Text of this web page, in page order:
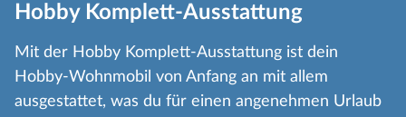
Hobby Komplett-Ausstattung
Mit der Hobby Komplett-Ausstattung ist dein
Hobby-Wohnmobil von Anfang an mit allem
ausgestattet, was du für einen angenehmen Urlaub